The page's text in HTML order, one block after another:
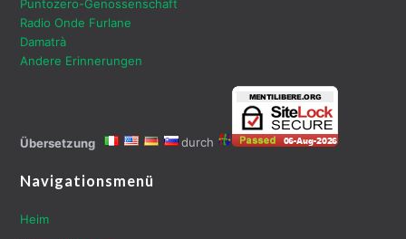
Puntozero-Genossenschaft
Radio Onde Furlane
Damatrà
Andere Erinnerungen
Übersetzung durch
Navigationsmenü
Heim